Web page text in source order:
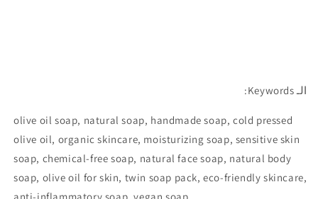
الـ Keywords:
olive oil soap, natural soap, handmade soap, cold pressed
olive oil, organic skincare, moisturizing soap, sensitive skin
soap, chemical-free soap, natural face soap, natural body
soap, olive oil for skin, twin soap pack, eco-friendly skincare,